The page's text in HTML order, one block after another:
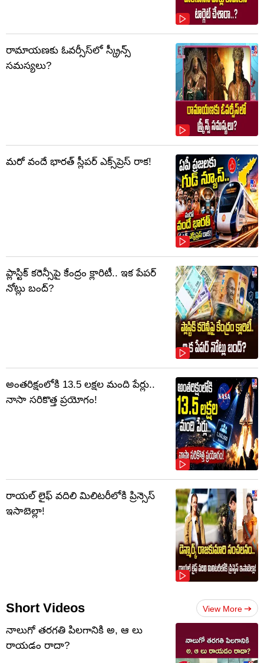
రామాయణకు ఓవర్సీస్‌లో స్క్రీన్స్
సమస్యలు?
మరో వందే భారత్ స్లీపర్ ఎక్స్‌ప్రెస్ రాక!
ప్లాస్టిక్‌ కరెన్సీపై కేంద్రం క్లారిటీ.. ఇక పేపర్‌
నోట్లు బంద్‌?
అంతరిక్షంలోకి 13.5 లక్షల మంది పేర్లు..
నాసా సరికొత్త ప్రయోగం!
రాయల్ లైఫ్ వదిలి మిలిటరీలోకి ప్రిన్సెస్
ఇసాబెల్లా!
Short Videos View More
నాలుగో త‌ర‌గతి పిలగానికి అ, ఆ లు
రాయ‌డం రాదా?